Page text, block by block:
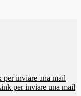
per inviare una mail
per inviare una mail